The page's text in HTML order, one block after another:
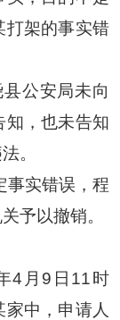
打架的事实错
公安局未向
知，也未告知
。
事实错误，程
予以撤销。
4月9日11时
中，申请人